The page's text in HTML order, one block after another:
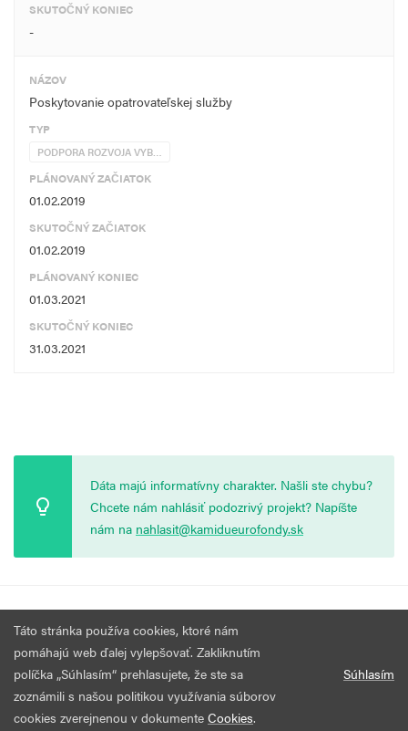
SKUTOČNÝ KONIEC
-
NÁZOV
Poskytovanie opatrovateľskej služby
TYP
PODPORA ROZVOJA VYB…
PLÁNOVANÝ ZAČIATOK
01.02.2019
SKUTOČNÝ ZAČIATOK
01.02.2019
PLÁNOVANÝ KONIEC
01.03.2021
SKUTOČNÝ KONIEC
31.03.2021
Dáta majú informatívny charakter. Našli ste chybu?
Chcete nám nahlásiť podozrivý projekt? Napíšte
nám na nahlasit@kamidueurofondy.sk
Všetky práva vyhradené.
Táto stránka používa cookies, ktoré nám
pomáhajú web ďalej vylepšovať. Zakliknutím
políčka „Súhlasím“ prehlasujete, že ste sa
zoznámili s našou politikou využívania súborov
cookies zverejnenou v dokumente Cookies.
Súhlasím